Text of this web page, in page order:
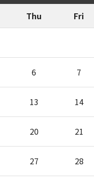
Thu Fri
6 7
13 14
20 21
27 28